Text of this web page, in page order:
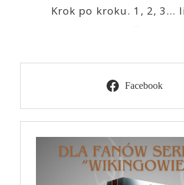
Krok po kroku. 1, 2, 3…
Facebook